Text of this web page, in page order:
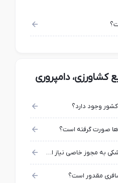
کشاورزی، دامپروری
کشور وجود دارد؟
ها صورت گرفته است؟
آیا برای صادرات دارو و تجهیرات پزشکی به مجوز خاصی نیاز است؟
مقدور است؟